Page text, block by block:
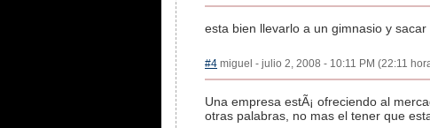
esta bien llevarlo a un gimnasio y
#4 miguel - julio 2, 2008 - 10:11 PM (22:11
Una empresa estÃ¡ ofreciendo al
otras palabras, no mas el tener que